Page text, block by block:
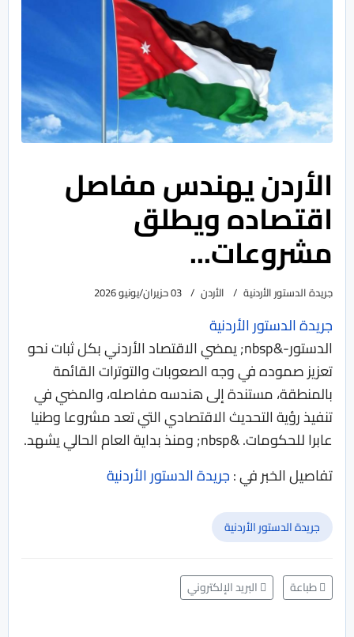
الأردن يهندس مفاصل
اقتصاده ويطلق
مشروعات...
جريدة الدستور الأردنية الأردن 03 حزيران/يونيو 2026
جريدة الدستور الأردنية
الدستور-&nbsp; يمضي الاقتصاد الأردني بكل ثبات نحو
تعزيز صموده في وجه الصعوبات والتوترات القائمة
بالمنطقة، مستندة إلى هندسه مفاصله، والمضي في
تنفيذ رؤية التحديث الاقتصادي التي تعد مشروعا وطنيا
عابرا للحكومات. &nbsp; ومنذ بداية العام الحالي يشهد.
تفاصيل الخبر في :جريدة الدستور الأردنية
جريدة الدستور الأردنية
طباعة البريد الإلكتروني